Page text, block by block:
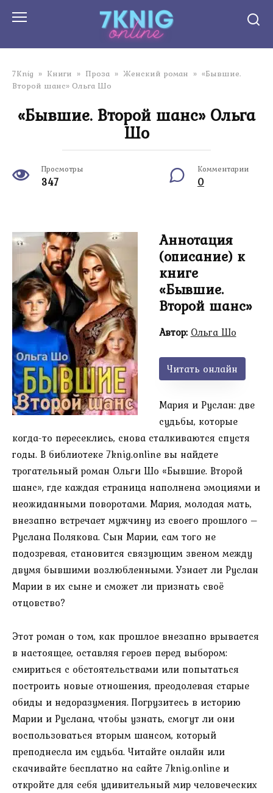
7Knig » Книги » Проза » Женский роман » «Бывшие.
Второй шанс» Ольга Шо
«Бывшие. Второй шанс» Ольга
Шо
Просмотры
347
Комментарии
0
Аннотация
(описание) к
книге
«Бывшие.
Второй шанс»
Автор: Ольга Шо
Читать онлайн
Мария и Руслан: две
судьбы, которые
когда-то пересеклись, снова сталкиваются спустя
годы. В библиотеке 7knig.online вы найдете
трогательный роман Ольги Шо «Бывшие. Второй
шанс», где каждая страница наполнена эмоциями и
неожиданными поворотами. Мария, молодая мать,
внезапно встречает мужчину из своего прошлого –
Руслана Полякова. Сын Марии, сам того не
подозревая, становится связующим звеном между
двумя бывшими возлюбленными. Узнает ли Руслан
Марии в их сыне и сможет ли признать своё
отцовство?
Этот роман о том, как прошлое внезапно врывается
в настоящее, оставляя героев перед выбором:
смириться с обстоятельствами или попытаться
построить новые отношения, преодолевая старые
обиды и недоразумения. Погрузитесь в историю
Марии и Руслана, чтобы узнать, смогут ли они
воспользоваться вторым шансом, который
преподнесла им судьба. Читайте онлайн или
скачивайте бесплатно на сайте 7knig.online и
откройте для себя удивительный мир человеческих